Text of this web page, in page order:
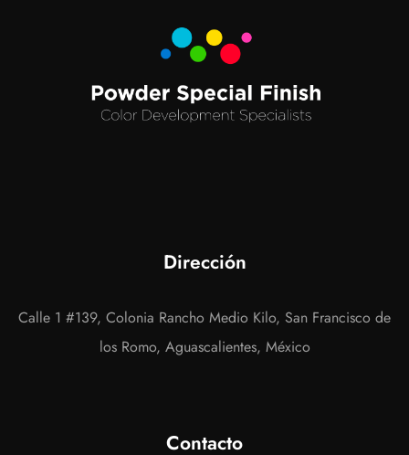
Dirección
Calle 1 #139, Colonia Rancho Medio Kilo, San Francisco de
los Romo, Aguascalientes, México
Contacto